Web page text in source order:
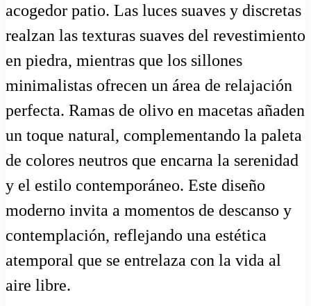
acogedor patio. Las luces suaves y discretas
realzan las texturas suaves del revestimiento
en piedra, mientras que los sillones
minimalistas ofrecen un área de relajación
perfecta. Ramas de olivo en macetas añaden
un toque natural, complementando la paleta
de colores neutros que encarna la serenidad
y el estilo contemporáneo. Este diseño
moderno invita a momentos de descanso y
contemplación, reflejando una estética
atemporal que se entrelaza con la vida al
aire libre.